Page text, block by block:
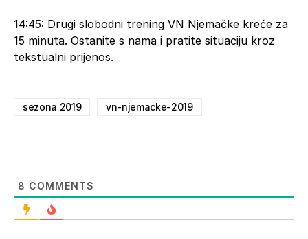
14:45: Drugi slobodni trening VN Njemačke kreće za
15 minuta. Ostanite s nama i pratite situaciju kroz
tekstualni prijenos.
sezona 2019 vn-njemacke-2019
8 COMMENTS